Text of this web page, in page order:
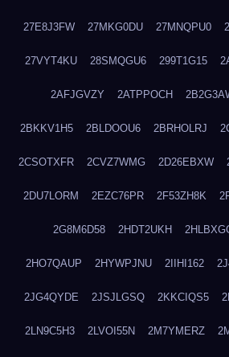
27E8J3FW 27MKG0DU 27MNQPU0
27VYT4KU 28SMQGU6 299T1G15
2AFJGVZY 2ATPPOCH
2BKKV1H5 2BLDOOU6 2BRHOLRJ
2CSOTXFR 2CVZ7WMG 2D26EBXW
2DU7LORM 2EZC76PR 2F53ZH8K
2G8M6D58 2HDT2UKH
2HO7QAUP 2HYWPJNU 2IIHI162
2JG4QYDE 2JSJLGSQ 2KKCIQS5
2LN9C5H3 2LVOI55N 2M7YMERZ